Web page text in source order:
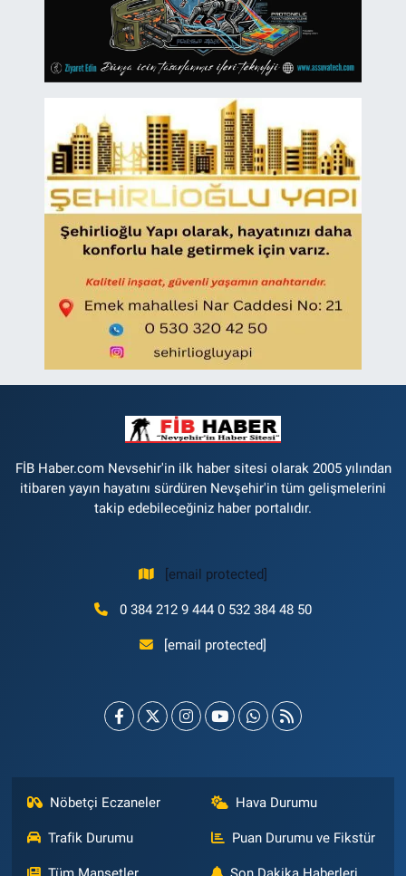
FİB Haber.com Nevsehir'in ilk haber sitesi olarak 2005 yılından
itibaren yayın hayatını sürdüren Nevşehir'in tüm gelişmelerini
takip edebileceğiniz haber portalıdır.
[email protected]
0 384 212 9 444 0 532 384 48 50
[email protected]
Nöbetçi Eczaneler Hava Durumu
Trafik Durumu Puan Durumu ve Fikstür